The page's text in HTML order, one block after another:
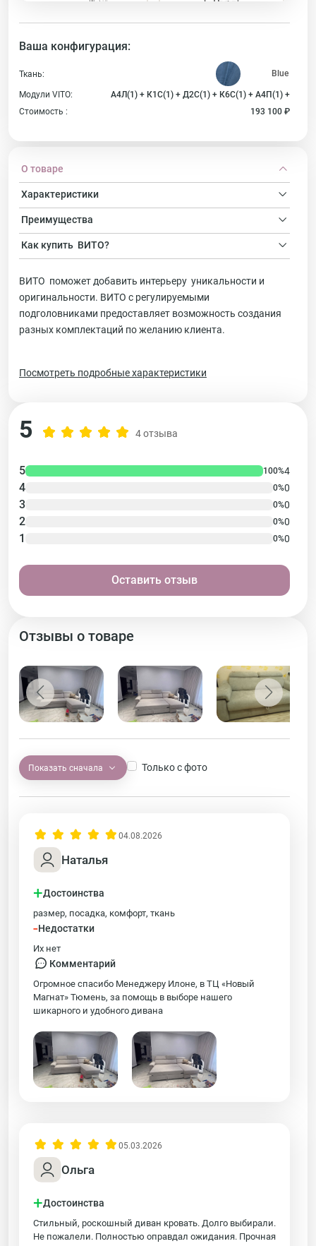
О товаре
Характеристики
Преимущества
Как купить ВИТО?
ВИТО поможет добавить интерьеру уникальности и
оригинальности. ВИТО с регулируемыми
подголовниками предоставляет возможность создания
разных комплектаций по желанию клиента.
Посмотреть подробные характеристики
В2С
А42П
1 1
1
Ваша конфигурация:
Ткань:
Модули VITO:
А4Л(1) + К1С(1) + Д2С(1) + К6С(1) + А4П(1) +
Стоимость :
193 100 ₽
Отзывы о товаре
Показать сначала Только с фото
Наталья
04.08.2026
+Достоинства
размер, посадка, комфорт, ткань
-Недостатки
Их нет
Комментарий
Огромное спасибо Менеджеру Илоне, в ТЦ «Новый
Магнат» Тюмень, за помощь в выборе нашего
шикарного и удобного дивана
Ольга
05.03.2026
+Достоинства
Стильный, роскошный диван кровать. Долго выбирали.
Не пожалели. Полностью оправдал ожидания. Прочная
5 4 отзыва
5 100%4
4 0%0
3 0%0
2 0%0
1 0%0
Оставить отзыв